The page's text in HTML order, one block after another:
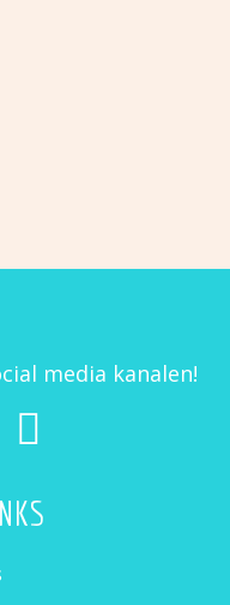
media kanalen!